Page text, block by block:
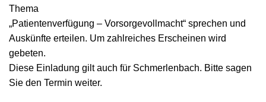
Thema
„Patientenverfügung – Vorsorgevollmacht“ sprechen und
Auskünfte erteilen. Um zahlreiches Erscheinen wird
gebeten.
Diese Einladung gilt auch für Schmerlenbach. Bitte sagen
Sie den Termin weiter.